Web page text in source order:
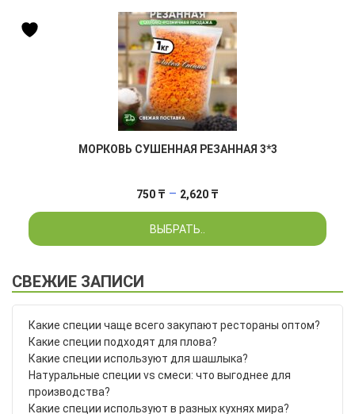
4,950 ₸
МОРКОВЬ СУШЕННАЯ РЕЗАННАЯ 3*3
750 ₸ – 2,620 ₸
цен:
–
ВЫБРАТЬ..
СВЕЖИЕ ЗАПИСИ
Какие специи чаще всего закупают рестораны оптом?
Какие специи подходят для плова?
Какие специи используют для шашлыка?
Натуральные специи vs смеси: что выгоднее для
производства?
Какие специи используют в разных кухнях мира?